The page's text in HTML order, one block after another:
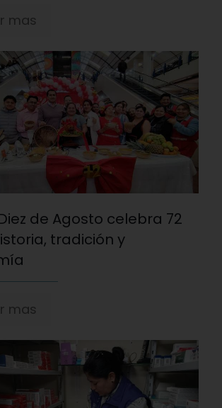
mas
de Agosto celebra 72
tradición y
mas